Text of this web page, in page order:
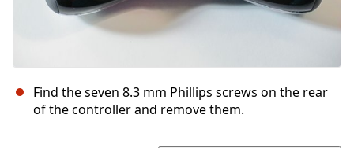
Find the seven 8.3 mm Phillips screws on the rear
of the controller and remove them.